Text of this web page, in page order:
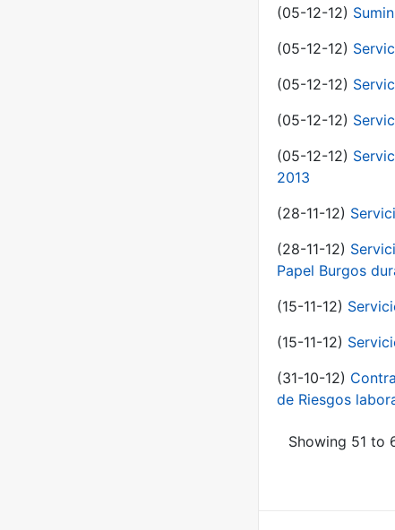
(05-12-12)
(05-12-12)
(05-12-12)
(05-12-12)
(05-12-12)
2013
(28-11-12)
(28-11-12)
Papel Burgos
(15-11-12)
(15-11-12)
(31-10-12)
de Riesgos
Showing 51 to